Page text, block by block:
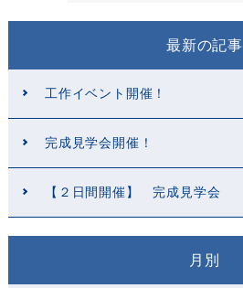
最新の記事
工作イベント開催！
完成見学会開催！
【２日間開催】 完成見学会
月別